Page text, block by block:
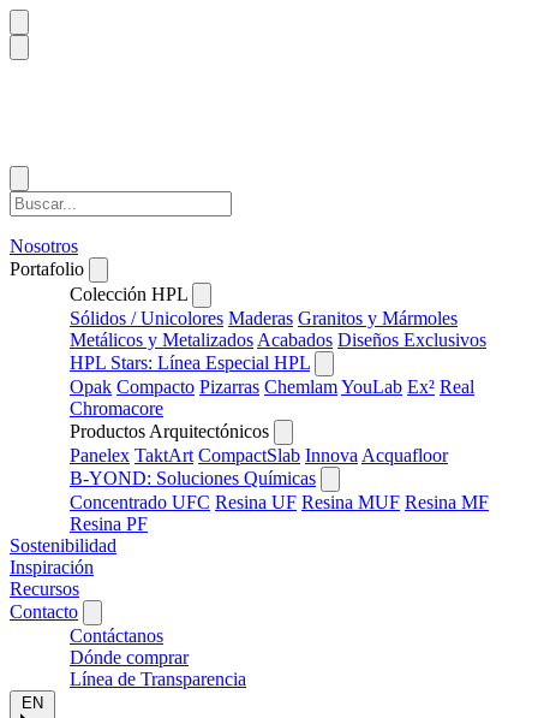
Nosotros
Portafolio
Colección HPL
Sólidos / Unicolores Maderas Granitos y Mármoles
Metálicos y Metalizados Acabados Diseños Exclusivos
HPL Stars: Línea Especial HPL
Opak Compacto Pizarras ChemlamYouLab Ex² Real
Chromacore
Productos Arquitectónicos
Panelex TaktArt CompactSlab Innova Acquafloor
B-YOND: Soluciones Químicas
Concentrado UFC Resina UF Resina MUF Resina MF
Resina PF
Sostenibilidad
Inspiración
Recursos
Contacto
Contáctanos
Dónde comprar
Línea de Transparencia
EN